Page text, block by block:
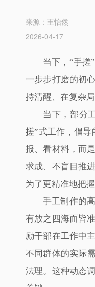
来源：王怡然
2026-04-17
当下，“手搓
一步步打磨的初
持清醒、在复杂
当下，部分
搓”式工作，倡
报、看材料，而
求成、不盲目推
为了更精准地把
手工制作的
有放之四海而皆
励干部在工作中
不同群体的实际
法理。这种动态